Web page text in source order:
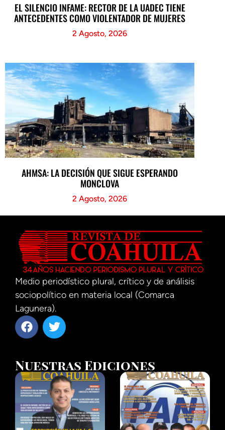
EL SILENCIO INFAME: RECTOR DE LA UADEC TIENE
ANTECEDENTES COMO VIOLENTADOR DE MUJERES
2 Agosto, 2026
AHMSA: LA DECISIÓN QUE SIGUE ESPERANDO
MONCLOVA
2 Agosto, 2026
Medio periodístico plural, crítico y de análisis
sociopolítico en materia local (Comarca
Lagunera).
Nuestras Ediciones